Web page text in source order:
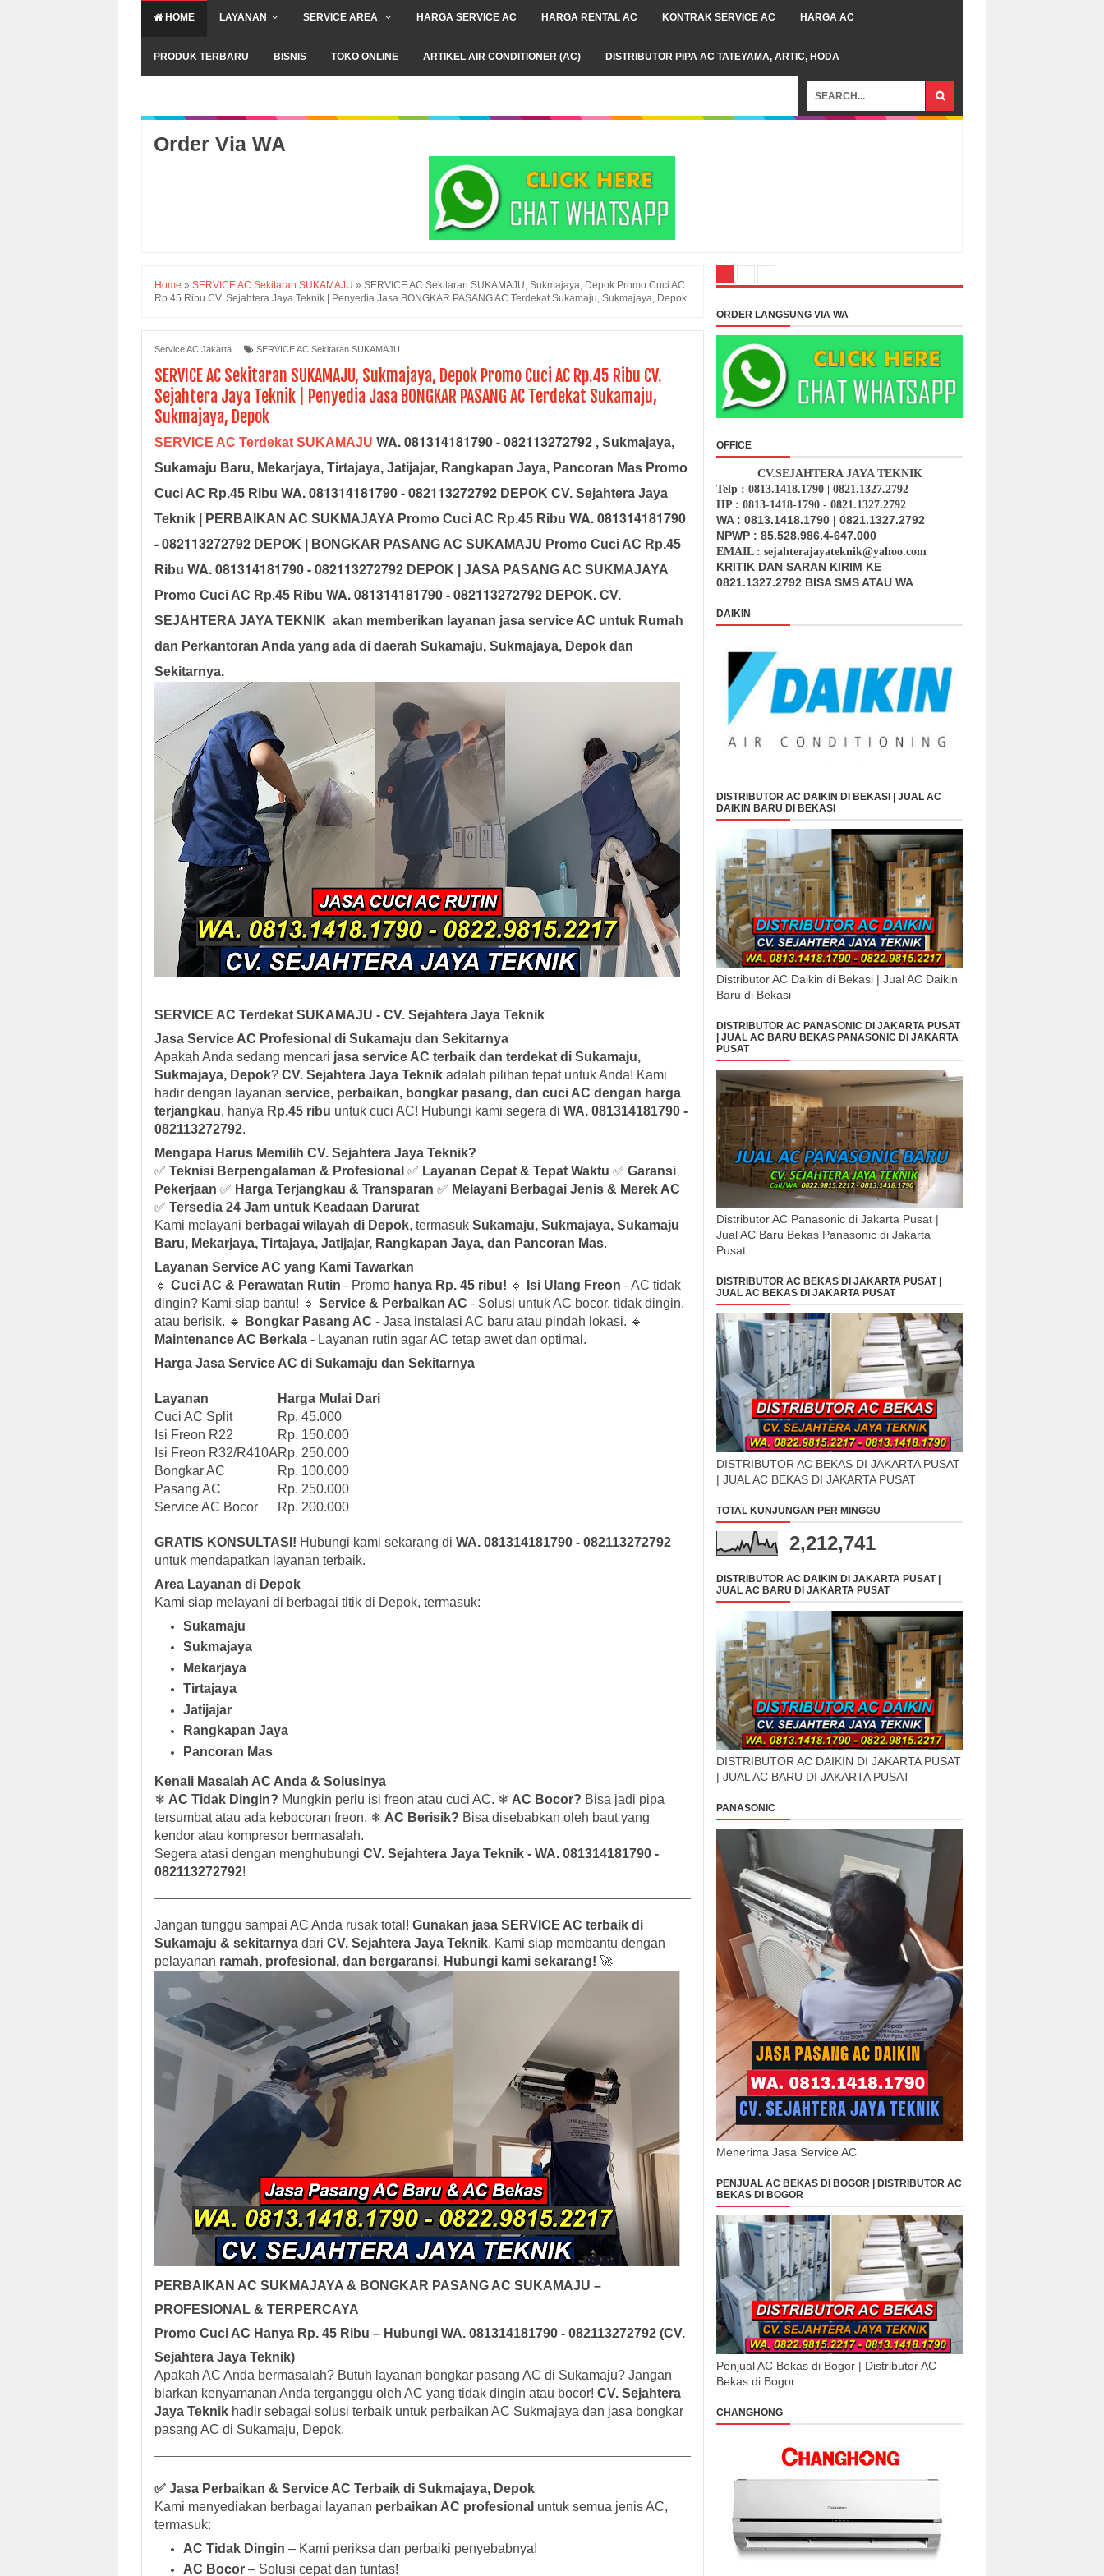
HOME LAYANAN SERVICE AREA HARGA SERVICE AC HARGA RENTAL AC KONTRAK SERVICE AC HARGA AC
PRODUK TERBARU BISNIS TOKO ONLINE ARTIKEL AIR CONDITIONER (AC) DISTRIBUTOR PIPA AC TATEYAMA, ARTIC, HODA
Order Via WA
Home » SERVICE AC Sekitaran SUKAMAJU » SERVICE AC Sekitaran SUKAMAJU, Sukmajaya, Depok Promo Cuci AC
Rp.45 Ribu CV. Sejahtera Jaya Teknik | Penyedia Jasa BONGKAR PASANG AC Terdekat Sukamaju, Sukmajaya, Depok
Service AC Jakarta SERVICE AC Sekitaran SUKAMAJU
SERVICE AC Sekitaran SUKAMAJU, Sukmajaya, Depok Promo Cuci AC Rp.45 Ribu CV.
Sejahtera Jaya Teknik | Penyedia Jasa BONGKAR PASANG AC Terdekat Sukamaju,
Sukmajaya, Depok
SERVICE AC Terdekat SUKAMAJU WA. 081314181790 - 082113272792 , Sukmajaya,
Sukamaju Baru, Mekarjaya, Tirtajaya, Jatijajar, Rangkapan Jaya, Pancoran Mas Promo
Cuci AC Rp.45 Ribu WA. 081314181790 - 082113272792 DEPOK CV. Sejahtera Jaya
Teknik | PERBAIKAN AC SUKMAJAYA Promo Cuci AC Rp.45 Ribu WA. 081314181790
- 082113272792 DEPOK | BONGKAR PASANG AC SUKAMAJU Promo Cuci AC Rp.45
Ribu WA. 081314181790 - 082113272792 DEPOK | JASA PASANG AC SUKMAJAYA
Promo Cuci AC Rp.45 Ribu WA. 081314181790 - 082113272792 DEPOK. CV.
SEJAHTERA JAYA TEKNIK akan memberikan layanan jasa service AC untuk Rumah
dan Perkantoran Anda yang ada di daerah Sukamaju, Sukmajaya, Depok dan
Sekitarnya.
SERVICE AC Terdekat SUKAMAJU - CV. Sejahtera Jaya Teknik
Jasa Service AC Profesional di Sukamaju dan Sekitarnya
Apakah Anda sedang mencari jasa service AC terbaik dan terdekat di Sukamaju,
Sukmajaya, Depok? CV. Sejahtera Jaya Teknik adalah pilihan tepat untuk Anda! Kami
hadir dengan layanan service, perbaikan, bongkar pasang, dan cuci AC dengan harga
terjangkau, hanya Rp.45 ribu untuk cuci AC! Hubungi kami segera di WA. 081314181790 -
082113272792.
Mengapa Harus Memilih CV. Sejahtera Jaya Teknik?
✅ Teknisi Berpengalaman & Profesional ✅ Layanan Cepat & Tepat Waktu ✅ Garansi
Pekerjaan ✅ Harga Terjangkau & Transparan ✅ Melayani Berbagai Jenis & Merek AC
✅ Tersedia 24 Jam untuk Keadaan Darurat
Kami melayani berbagai wilayah di Depok, termasuk Sukamaju, Sukmajaya, Sukamaju
Baru, Mekarjaya, Tirtajaya, Jatijajar, Rangkapan Jaya, dan Pancoran Mas.
Layanan Service AC yang Kami Tawarkan
🔹 Cuci AC & Perawatan Rutin - Promo hanya Rp. 45 ribu! 🔹 Isi Ulang Freon - AC tidak
dingin? Kami siap bantu! 🔹 Service & Perbaikan AC - Solusi untuk AC bocor, tidak dingin,
atau berisik. 🔹
Bongkar Pasang AC - Jasa instalasi AC baru atau pindah lokasi. 🔹
Maintenance AC Berkala - Layanan rutin agar AC tetap awet dan optimal.
Harga Jasa Service AC di Sukamaju dan Sekitarnya
Layanan
Harga Mulai Dari
Cuci AC Split
Rp. 45.000
Isi Freon R22
Rp. 150.000
Isi Freon R32/R410ARp. 250.000
Bongkar AC
Rp. 100.000
Pasang AC
Rp. 250.000
Service AC Bocor
Rp. 200.000
GRATIS KONSULTASI! Hubungi kami sekarang di WA. 081314181790 - 082113272792
untuk mendapatkan layanan terbaik.
Area Layanan di Depok
Kami siap melayani di berbagai titik di Depok, termasuk:
Sukamaju
Sukmajaya
Mekarjaya
Tirtajaya
Jatijajar
Rangkapan Jaya
Pancoran Mas
Kenali Masalah AC Anda & Solusinya
❄ AC Tidak Dingin? Mungkin perlu isi freon atau cuci AC. ❄ AC Bocor? Bisa jadi pipa
tersumbat atau ada kebocoran freon. ❄ AC Berisik? Bisa disebabkan oleh baut yang
kendor atau kompresor bermasalah.
Segera atasi dengan menghubungi CV. Sejahtera Jaya Teknik - WA. 081314181790 -
082113272792!
Jangan tunggu sampai AC Anda rusak total! Gunakan jasa SERVICE AC terbaik di
Sukamaju & sekitarnya dari CV. Sejahtera Jaya Teknik. Kami siap membantu dengan
pelayanan ramah, profesional, dan bergaransi. Hubungi kami sekarang! 🚀
PERBAIKAN AC SUKMAJAYA & BONGKAR PASANG AC SUKAMAJU –
PROFESIONAL & TERPERCAYA
Promo Cuci AC Hanya Rp. 45 Ribu – Hubungi WA. 081314181790 - 082113272792 (CV.
Sejahtera Jaya Teknik)
Apakah AC Anda bermasalah? Butuh layanan bongkar pasang AC di Sukamaju? Jangan
biarkan kenyamanan Anda terganggu oleh AC yang tidak dingin atau bocor! CV. Sejahtera
Jaya Teknik hadir sebagai solusi terbaik untuk perbaikan AC Sukmajaya dan jasa bongkar
pasang AC di Sukamaju, Depok.
✅ Jasa Perbaikan & Service AC Terbaik di Sukmajaya, Depok
Kami menyediakan berbagai layanan perbaikan AC profesional untuk semua jenis AC,
termasuk:
AC Tidak Dingin – Kami periksa dan perbaiki penyebabnya!
AC Bocor – Solusi cepat dan tuntas!
ORDER LANGSUNG VIA WA
OFFICE
CV.SEJAHTERA JAYA TEKNIK
Telp : 0813.1418.1790 | 0821.1327.2792
HP : 0813-1418-1790 - 0821.1327.2792
WA : 0813.1418.1790 | 0821.1327.2792
NPWP : 85.528.986.4-647.000
EMAIL : sejahterajayateknik@yahoo.com
KRITIK DAN SARAN KIRIM KE
0821.1327.2792 BISA SMS ATAU WA
DAIKIN
DISTRIBUTOR AC DAIKIN DI BEKASI | JUAL AC
DAIKIN BARU DI BEKASI
Distributor AC Daikin di Bekasi | Jual AC Daikin
Baru di Bekasi
DISTRIBUTOR AC PANASONIC DI JAKARTA PUSAT
| JUAL AC BARU BEKAS PANASONIC DI JAKARTA
PUSAT
Distributor AC Panasonic di Jakarta Pusat |
Jual AC Baru Bekas Panasonic di Jakarta
Pusat
DISTRIBUTOR AC BEKAS DI JAKARTA PUSAT |
JUAL AC BEKAS DI JAKARTA PUSAT
DISTRIBUTOR AC BEKAS DI JAKARTA PUSAT
| JUAL AC BEKAS DI JAKARTA PUSAT
TOTAL KUNJUNGAN PER MINGGU
2,212,741
DISTRIBUTOR AC DAIKIN DI JAKARTA PUSAT |
JUAL AC BARU DI JAKARTA PUSAT
DISTRIBUTOR AC DAIKIN DI JAKARTA PUSAT
| JUAL AC BARU DI JAKARTA PUSAT
PANASONIC
Menerima Jasa Service AC
PENJUAL AC BEKAS DI BOGOR | DISTRIBUTOR AC
BEKAS DI BOGOR
Penjual AC Bekas di Bogor | Distributor AC
Bekas di Bogor
CHANGHONG